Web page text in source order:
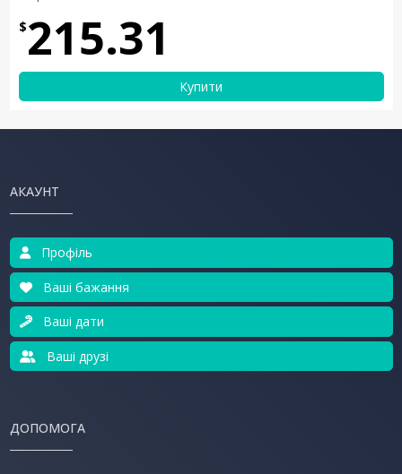
$215.31
Купити
АКАУНТ
Профіль
Ваші бажання
Ваші дати
Ваші друзі
ДОПОМОГА